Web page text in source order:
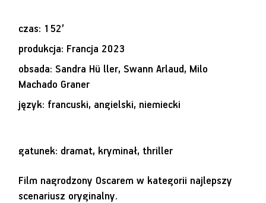
czas: 152’
produkcja: Francja 2023
obsada: Sandra Hü ller, Swann Arlaud, Milo
Machado Graner
język: francuski, angielski, niemiecki
gatunek: dramat, kryminał, thriller
Film nagrodzony Oscarem w kategorii najlepszy
scenariusz oryginalny.